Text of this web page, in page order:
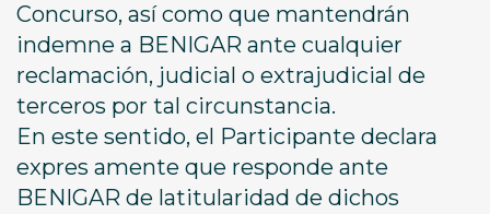
Concurso, así como que mantendrán
indemne a BENIGAR ante cualquier
reclamación, judicial o extrajudicial de
terceros por tal circunstancia.
En este sentido, el Participante declara
expres amente que responde ante
BENIGAR de latitularidad de dichos